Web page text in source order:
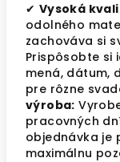
✔ Vysoká
odolného
zachováva si
Prispôsobte si
mená, dátum,
pre rôzne
výroba:
pracovných
objednávka je
maximálnu